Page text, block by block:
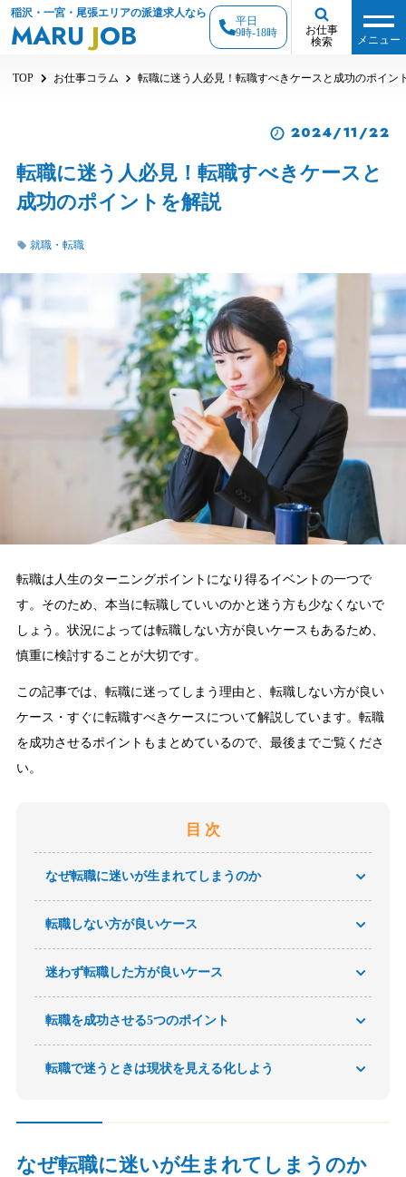
稲沢・一宮・尾張エリアの派遣求人なら
MARU JOB
平日
9時-18時
お仕事
検索
メニュー
TOP お仕事コラム 転職に迷う人必見！転職すべきケースと成功のポイン
2024/11/22
転職に迷う人必見！転職すべきケースと
成功のポイントを解説
就職・転職
転職は人生のターニングポイントになり得るイベントの一つで
す。そのため、本当に転職していいのかと迷う方も少なくないで
しょう。状況によっては転職しない方が良いケースもあるため、
慎重に検討することが大切です。
この記事では、転職に迷ってしまう理由と、転職しない方が良い
ケース・すぐに転職すべきケースについて解説しています。転職
を成功させるポイントもまとめているので、最後までご覧くださ
い。
目 次
なぜ転職に迷いが生まれてしまうのか
転職しない方が良いケース
迷わず転職した方が良いケース
転職を成功させる5つのポイント
転職で迷うときは現状を見える化しよう
なぜ転職に迷いが生まれてしまうのか